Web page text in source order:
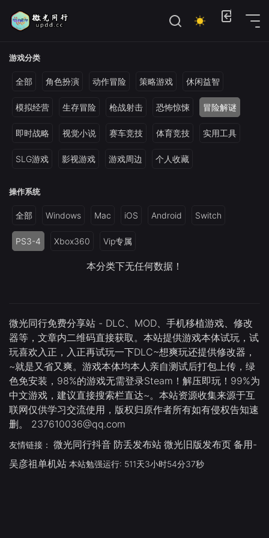
游戏分类
全部 角色扮演 动作冒险 策略游戏 休闲益智
模拟经营 生存冒险 枪战射击 恐怖惊悚 冒险解谜
即时战略 视觉小说 赛车竞技 体育竞技 实用工具
SLG游戏 影视游戏 游戏周边 个人收藏
操作系统
全部 Windows Mac iOS Android Switch
PS3-4 Xbox360 Vip专属
本分类下无任何数据！
微光同行免费分享站 - DLC、MOD、手机移植游戏、修改
器等，文章内二维码直接获取。本站提供游戏本体试玩，试
玩喜欢入正，入正再试玩一下DLC~想爽玩还提供修改器，
~就是又省又爽。游戏本体均本人亲自测试后打包上传，绿
色免安装，98%的游戏无需登录Steam！解压即玩！99%为
中文游戏，建议直接搜索栏直达~。本站资源收集来源于互
联网仅供学习交流使用，版权归原作者所有如有侵权告知速
删。 237610036@qq.com
友情链接： 微光同行抖音 防丢发布站 微光旧版发布页 备用-
吴彦祖单机站 本站勉强运行: 511天3小时54分37秒